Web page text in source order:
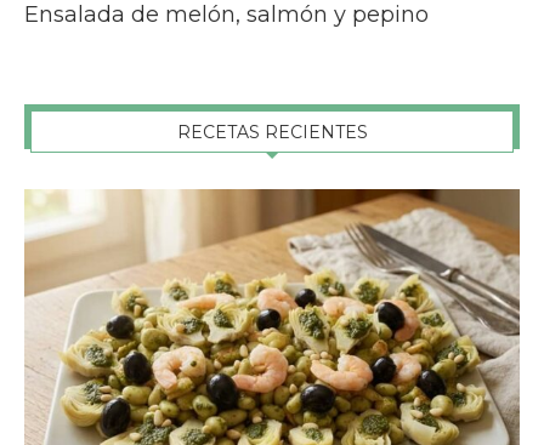
Ensalada de melón, salmón y pepino
RECETAS RECIENTES